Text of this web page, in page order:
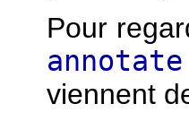
Pour
annotate
viennent